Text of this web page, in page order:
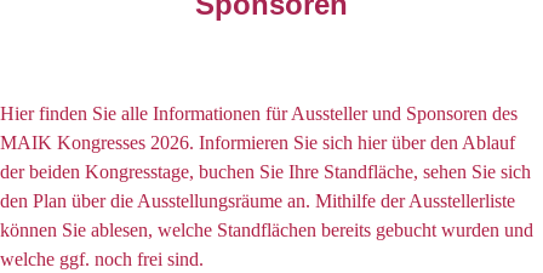
Hier finden Sie alle Informationen für Aussteller und Sponsoren des
MAIK Kongresses 2026. Informieren Sie sich hier über den Ablauf
der beiden Kongresstage, buchen Sie Ihre Standfläche, sehen Sie sich
den Plan über die Ausstellungsräume an. Mithilfe der Ausstellerliste
können Sie ablesen, welche Standflächen bereits gebucht wurden und
welche ggf. noch frei sind.